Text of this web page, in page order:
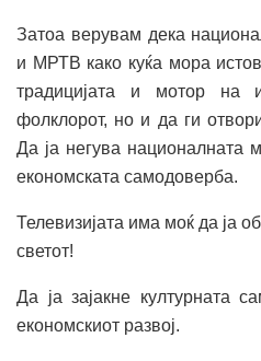
Затоа верувам дека
и МРТВ како куќа мора
традицијата и мотор на
фолклорот, но и да ги
Да ја негува националната
економската самодоверба.
Телевизијата има моќ да ја
светот!
Да ја зајакне културната
економскиот развој.